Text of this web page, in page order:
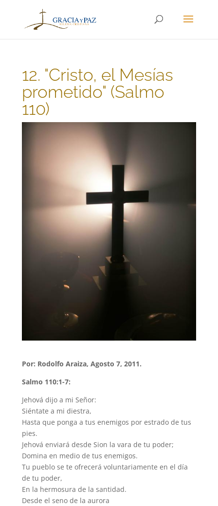
12. "Cristo, el Mesías
prometido" (Salmo
110)
Por: Rodolfo Araiza, Agosto 7, 2011.
Salmo 110:1-7:
Jehová dijo a mi Señor:
Siéntate a mi diestra,
Hasta que ponga a tus enemigos por estrado de tus
pies.
Jehová enviará desde Sion la vara de tu poder;
Domina en medio de tus enemigos.
Tu pueblo se te ofrecerá voluntariamente en el día
de tu poder,
En la hermosura de la santidad.
Desde el seno de la aurora